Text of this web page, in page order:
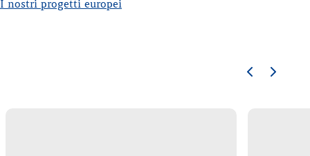
I nostri progetti europei